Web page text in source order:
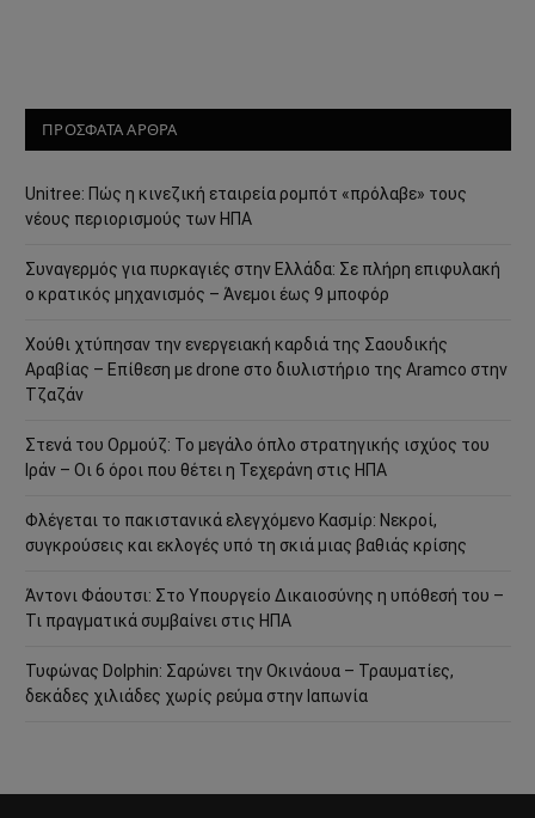
ΠΡΟΣΦΑΤΑ ΑΡΘΡΑ
Unitree: Πώς η κινεζική εταιρεία ρομπότ «πρόλαβε» τους
νέους περιορισμούς των ΗΠΑ
Συναγερμός για πυρκαγιές στην Ελλάδα: Σε πλήρη επιφυλακή
ο κρατικός μηχανισμός – Άνεμοι έως 9 μποφόρ
Χούθι χτύπησαν την ενεργειακή καρδιά της Σαουδικής
Αραβίας – Επίθεση με drone στο διυλιστήριο της Aramco στην
Τζαζάν
Στενά του Ορμούζ: Το μεγάλο όπλο στρατηγικής ισχύος του
Ιράν – Οι 6 όροι που θέτει η Τεχεράνη στις ΗΠΑ
Φλέγεται το πακιστανικά ελεγχόμενο Κασμίρ: Νεκροί,
συγκρούσεις και εκλογές υπό τη σκιά μιας βαθιάς κρίσης
Άντονι Φάουτσι: Στο Υπουργείο Δικαιοσύνης η υπόθεσή του –
Τι πραγματικά συμβαίνει στις ΗΠΑ
Τυφώνας Dolphin: Σαρώνει την Οκινάουα – Τραυματίες,
δεκάδες χιλιάδες χωρίς ρεύμα στην Ιαπωνία